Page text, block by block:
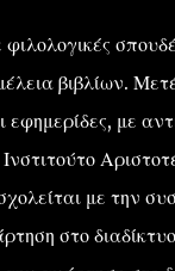
βιβλίων.
με
με την
στο